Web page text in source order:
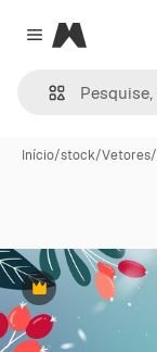
Close menu
Magnific
Início/stock/Vetores/
Premium